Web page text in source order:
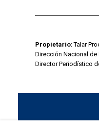
Propietario: Talar
Dirección Nacional de
Director Periodístico